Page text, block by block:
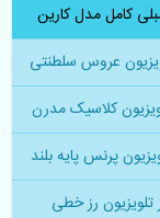
کامل مدل کارین
عروس سلطنتی
کلاسیک مدرن
پرنس پایه بلند
تلویزیون رز خطی